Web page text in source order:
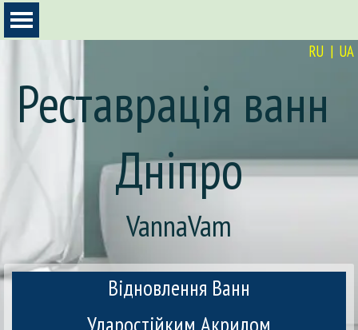
Перейти к контенту
Пропустить меню
RU | UA
Реставрація ванн
Дніпро
VannaVam
Відновлення Ванн
Ударостійким Акрилом